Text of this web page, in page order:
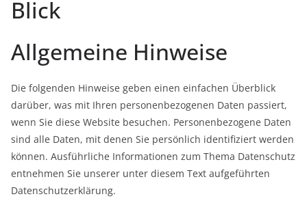
Blick
Allgemeine Hinweise
Die folgenden Hinweise geben einen einfachen Überblick
darüber, was mit Ihren personenbezogenen Daten passiert,
wenn Sie diese Website besuchen. Personenbezogene Daten
sind alle Daten, mit denen Sie persönlich identifiziert werden
können. Ausführliche Informationen zum Thema Datenschutz
entnehmen Sie unserer unter diesem Text aufgeführten
Datenschutzerklärung.